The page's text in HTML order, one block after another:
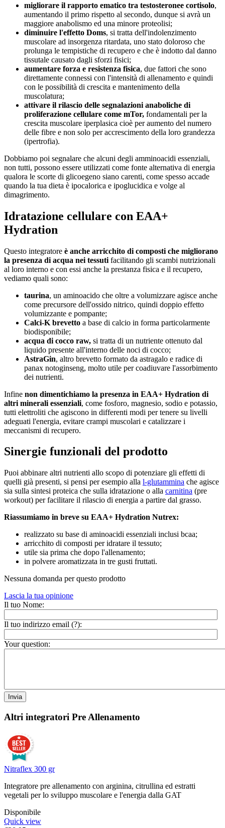
migliorare il rapporto ematico tra testosteronee cortisolo,
aumentando il primo rispetto al secondo, dunque si avrà un
maggiore anabolismo ed una minore proteolisi;
diminuire l'effetto Doms, si tratta dell'indolenzimento
muscolare ad insorgenza ritardata, uno stato doloroso che
prolunga le tempistiche di recupero e che è indotto dal danno
tissutale causato dagli sforzi fisici;
aumentare forza e resistenza fisica, due fattori che sono
direttamente connessi con l'intensità di allenamento e quindi
con le possibilità di crescita e mantenimento della
muscolatura;
attivare il rilascio delle segnalazioni anaboliche di
proliferazione cellulare come mTor, fondamentali per la
crescita muscolare iperplasica cioè per aumento del numero
delle fibre e non solo per accrescimento della loro grandezza
(ipertrofia).
Dobbiamo poi segnalare che alcuni degli amminoacidi essenziali,
non tutti, possono essere utilizzati come fonte alternativa di energia
qualora le scorte di glicoegeno siano carenti, come spesso accade
quando la tua dieta è ipocalorica e ipoglucidica e volge al
dimagrimento.
Idratazione cellulare con EAA+
Hydration
Questo integratore è anche arricchito di composti che migliorano
la presenza di acqua nei tessuti facilitando gli scambi nutrizionali
al loro interno e con essi anche la prestanza fisica e il recupero,
vediamo quali sono:
taurina, un aminoacido che oltre a volumizzare agisce anche
come precursore dell'ossido nitrico, quindi doppio effetto
volumizzante e pompante;
Calci-K brevetto a base di calcio in forma particolarmente
biodisponibile;
acqua di cocco raw, si tratta di un nutriente ottenuto dal
liquido presente all'interno delle noci di cocco;
AstraGin, altro brevetto formato da astragalo e radice di
panax notoginseng, molto utile per coadiuvare l'assorbimento
dei nutrienti.
Infine non dimentichiamo la presenza in EAA+ Hydration di
altri minerali essenziali, come fosforo, magnesio, sodio e potassio,
tutti elettroliti che agiscono in differenti modi per tenere su livelli
adeguati l'energia, evitare crampi muscolari e catalizzare i
meccanismi di recupero.
Sinergie funzionali del prodotto
Puoi abbinare altri nutrienti allo scopo di potenziare gli effetti di
quelli già presenti, si pensi per esempio alla l-glutammina che agisce
sia sulla sintesi proteica che sulla idratazione o alla carnitina (pre
workout) per facilitare il rilascio di energia a partire dal grasso.
Riassumiamo in breve su EAA+ Hydration Nutrex:
realizzato su base di aminoacidi essenziali inclusi bcaa;
arricchito di composti per idratare il tessuto;
utile sia prima che dopo l'allenamento;
in polvere aromatizzata in tre gusti fruttati.
Nessuna domanda per questo prodotto
Lascia la tua opinione
Il tuo Nome:
Il tuo indirizzo email (?):
Your question:
Invia
Altri integratori Pre Allenamento
Nitraflex 300 gr
Integratore pre allenamento con arginina, citrullina ed estratti
vegetali per lo sviluppo muscolare e l'energia dalla GAT
Disponibile
Quick view